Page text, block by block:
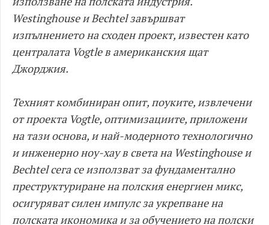
Westinghouse и Bechtel завършват
изпълнението на сходен проект, известен като
централата Vogtle в американския щат
Джорджия.
Техният комбиниран опит, поуките, извлечени
от проекта Vogtle, оптимизациите, приложени
на тази основа, и най-модерното технологично
и инженерно ноу-хау в света на Westinghouse и
Bechtel сега се използват за фундаментално
преструктуриране на полския енергиен микс,
осигуряват силен импулс за укрепване на
полската икономика и за обучението на полски